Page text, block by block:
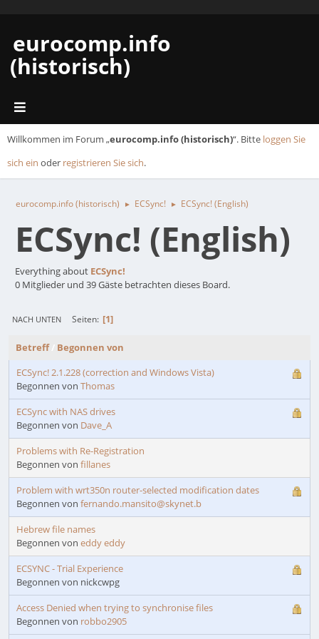
eurocomp.info
(historisch)
Willkommen im Forum „eurocomp.info (historisch)“. Bitte loggen Sie
sich ein oder registrieren Sie sich.
eurocomp.info (historisch) ► ECSync! ► ECSync! (English)
ECSync! (English)
Everything about ECSync!
0 Mitglieder und 39 Gäste betrachten dieses Board.
NACH UNTEN Seiten 1
Betreff/ Begonnen von
ECSync! 2.1.228 (correction and Windows Vista)
Begonnen von Thomas
ECSync with NAS drives
Begonnen von Dave_A
Problems with Re-Registration
Begonnen von fillanes
Problem with wrt350n router-selected modification dates
Begonnen von fernando.mansito@skynet.b
Hebrew file names
Begonnen von eddy eddy
ECSYNC - Trial Experience
Begonnen von nickcwpg
Access Denied when trying to synchronise files
Begonnen von robbo2905